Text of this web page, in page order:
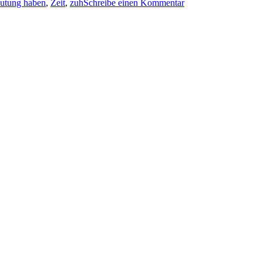
haben, Zeit, zuhSchreibe einen Kommentar591: